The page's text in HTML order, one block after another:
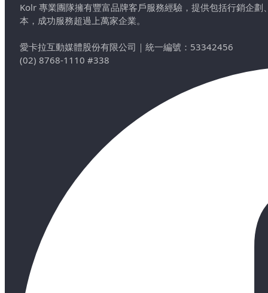
Kolr 專業團隊擁有豐富品牌客戶服務經驗，提供包括行銷企
本，成功服務超過上萬家企業。
愛卡拉互動媒體股份有限公司 ｜ 統一編號：53342456
(02) 8768-1110 #338